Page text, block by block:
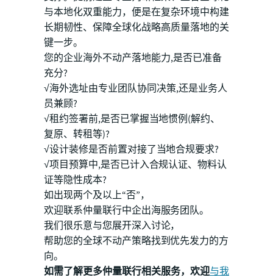
与本地化双重能力，便是在复杂环境中构建
长期韧性、保障全球化战略高质量落地的关
键一步。
您的企业海外不动产落地能力,是否已准备
充分?
√海外选址由专业团队协同决策,还是业务人
员兼顾?
√租约签署前,是否已掌握当地惯例(解约、
复原、转租等)?
√设计装修是否前置对接了当地合规要求?
√项目预算中,是否已计入合规认证、物料认
证等隐性成本?
如出现两个及以上“否”，
欢迎联系仲量联行中企出海服务团队。
我们很乐意与您展开深入讨论，
帮助您的全球不动产策略找到优先发力的方
向。
如需了解更多仲量联行相关服务，欢迎与我